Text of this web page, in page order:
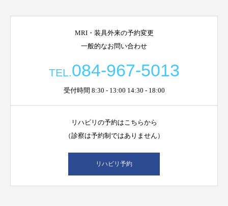
MRI・装具外来の予約変更
一般的なお問い合わせ
TEL.084-967-5013
受付時間 8:30 - 13:00 14:30 - 18:00
リハビリの予約はこちらから
（診察は予約制ではありません）
リハビリ予約